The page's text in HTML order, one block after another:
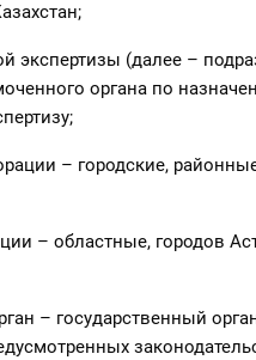
экспертизы (далее –
органа по
– городские,
– областные, городов
– государственный